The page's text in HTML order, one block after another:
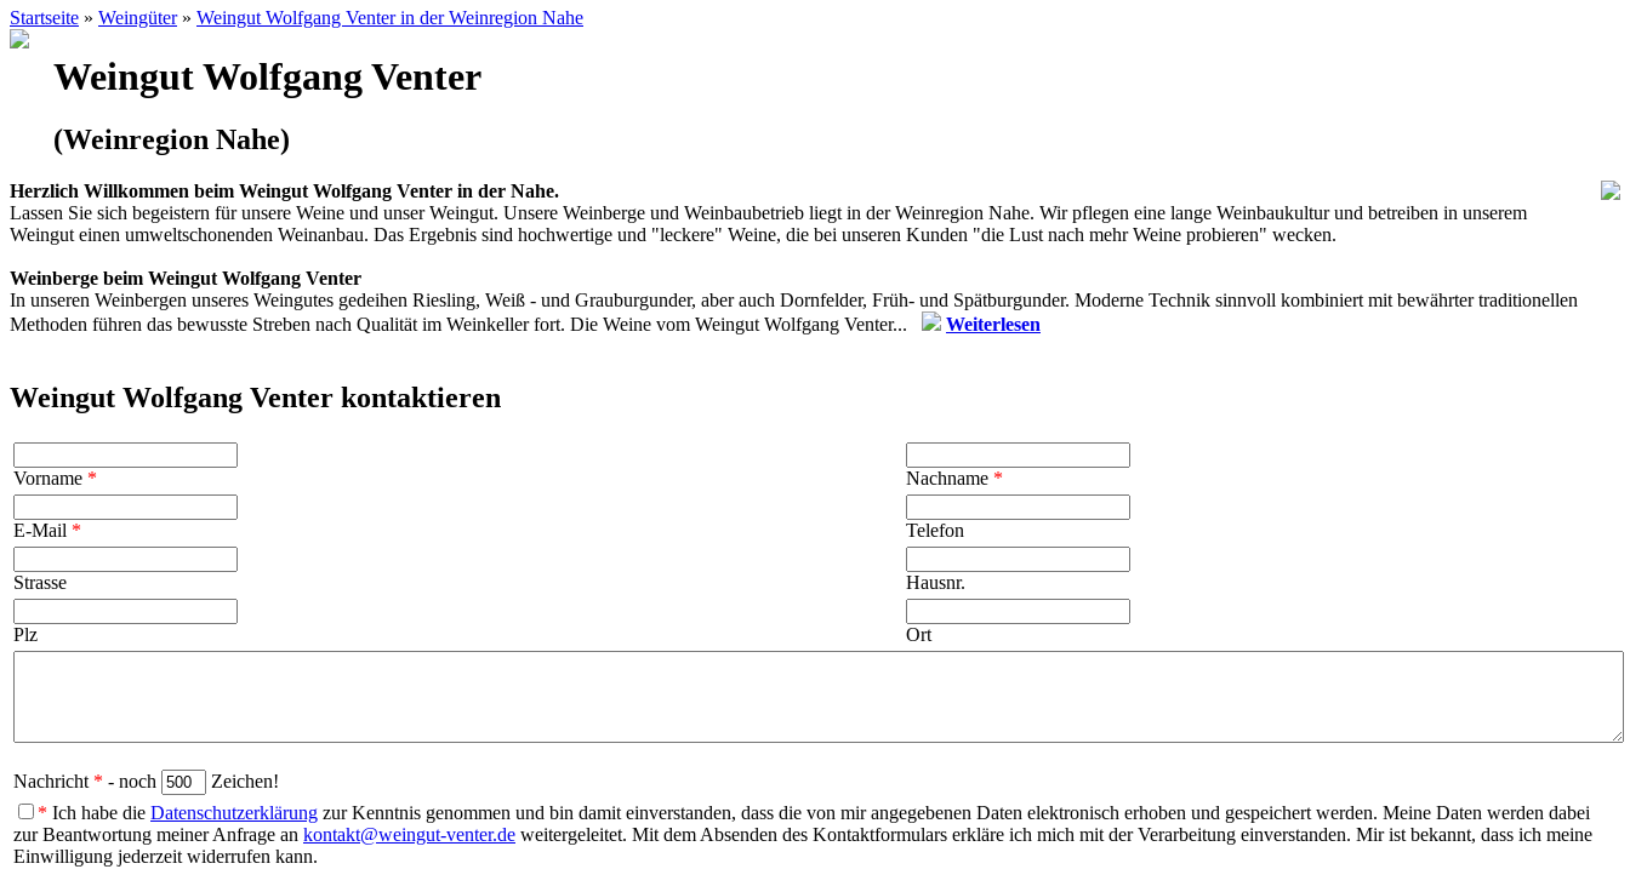
Startseite » Weingüter » Weingut Wolfgang Venter in der Weinregion Nahe
Weingut Wolfgang Venter
(Weinregion Nahe)
Herzlich Willkommen beim Weingut Wolfgang Venter in der Nahe.
Lassen Sie sich begeistern für unsere Weine und unser Weingut. Unsere Weinberge und Weinbaubetrieb liegt in der Weinregion Nahe. Wir pflegen eine lange Weinbaukultur und betreiben in unserem
Weingut einen umweltschonenden Weinanbau. Das Ergebnis sind hochwertige und "leckere" Weine, die bei unseren Kunden "die Lust nach mehr Weine probieren" wecken.
Weinberge beim Weingut Wolfgang Venter
In unseren Weinbergen unseres Weingutes gedeihen Riesling, Weiß - und Grauburgunder, aber auch Dornfelder, Früh- und Spätburgunder. Moderne Technik sinnvoll kombiniert mit bewährter traditionellen
Methoden führen das bewusste Streben nach Qualität im Weinkeller fort. Die Weine vom Weingut Wolfgang Venter...
Weiterlesen
Weingut Wolfgang Venter kontaktieren
Vorname * Nachname *
E-Mail * Telefon
Strasse Hausnr.
Plz Ort
Nachricht * - noch
Zeichen!
* Ich habe die Datenschutzerklärung zur Kenntnis genommen und bin damit einverstanden, dass die von mir angegebenen Daten elektronisch erhoben und gespeichert werden. Meine Daten werden dabei
zur Beantwortung meiner Anfrage an kontakt@weingut-venter.de weitergeleitet. Mit dem Absenden des Kontaktformulars erkläre ich mich mit der Verarbeitung einverstanden. Mir ist bekannt, dass ich meine
Einwilligung jederzeit widerrufen kann.